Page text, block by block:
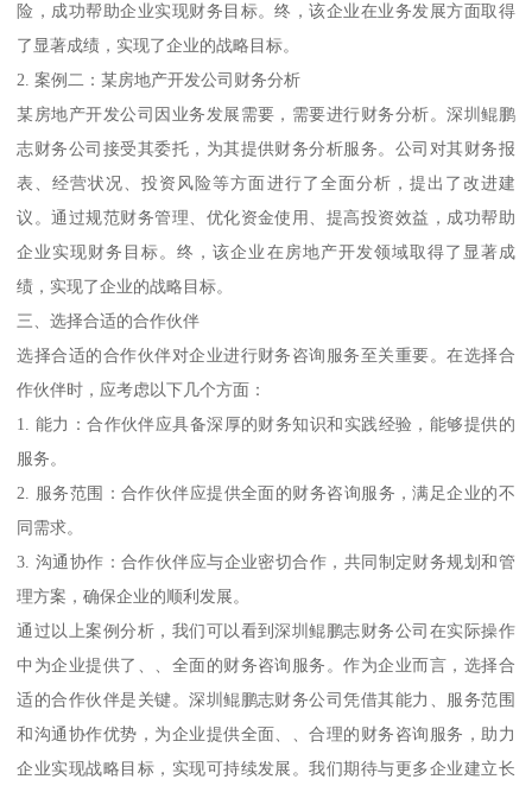
险，成功帮助企业实现财务目标。终，该企业在业务发展方面取得
了显著成绩，实现了企业的战略目标。
2. 案例二：某房地产开发公司财务分析
某房地产开发公司因业务发展需要，需要进行财务分析。深圳鲲鹏
志财务公司接受其委托，为其提供财务分析服务。公司对其财务报
表、经营状况、投资风险等方面进行了全面分析，提出了改进建
议。通过规范财务管理、优化资金使用、提高投资效益，成功帮助
企业实现财务目标。终，该企业在房地产开发领域取得了显著成
绩，实现了企业的战略目标。
三、选择合适的合作伙伴
选择合适的合作伙伴对企业进行财务咨询服务至关重要。在选择合
作伙伴时，应考虑以下几个方面：
1. 能力：合作伙伴应具备深厚的财务知识和实践经验，能够提供的
服务。
2. 服务范围：合作伙伴应提供全面的财务咨询服务，满足企业的不
同需求。
3. 沟通协作：合作伙伴应与企业密切合作，共同制定财务规划和管
理方案，确保企业的顺利发展。
通过以上案例分析，我们可以看到深圳鲲鹏志财务公司在实际操作
中为企业提供了、、全面的财务咨询服务。作为企业而言，选择合
适的合作伙伴是关键。深圳鲲鹏志财务公司凭借其能力、服务范围
和沟通协作优势，为企业提供全面、、合理的财务咨询服务，助力
企业实现战略目标，实现可持续发展。我们期待与更多企业建立长